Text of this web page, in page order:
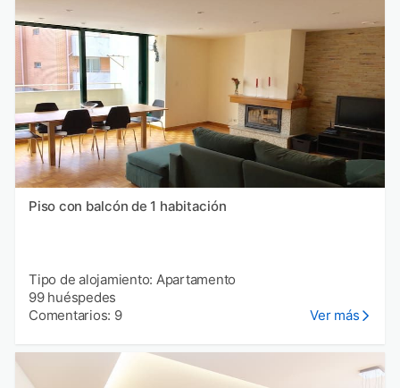
Piso con balcón de 1 habitación
Tipo de alojamiento: Apartamento
99 huéspedes
Comentarios: 9
Ver más